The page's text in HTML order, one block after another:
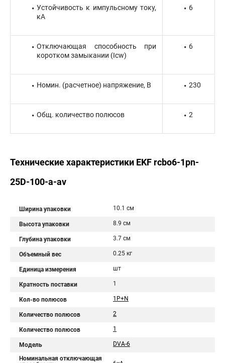
Устойчивость к импульсному току,
кА
6
Отключающая способность при
коротком замыкании (Icw)
6
Номин. (расчетное) напряжение, В 230
Общ. количество полюсов 2
Технические характеристики EKF rcbo6-1pn-
25D-100-a-av
Ширина упаковки 10.1 см
Высота упаковки 8.9 см
Глубина упаковки 3.7 см
Объемный вес 0.25 кг
Единица измерения шт
Кратность поставки 1
Кол-во полюсов 1P+N
Количество полюсов 2
Количество полюсов 1
Модель DVA-6
Номинальная отключающая